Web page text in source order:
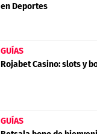
en Deportes
GUÍAS
Rojabet Casino: slots y
GUÍAS